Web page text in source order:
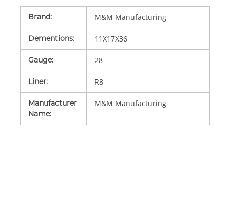
Brand: M&M Manufacturing
Dementions: 11X17X36
Gauge: 28
Liner: R8
Manufacturer
Name:
M&M Manufacturing